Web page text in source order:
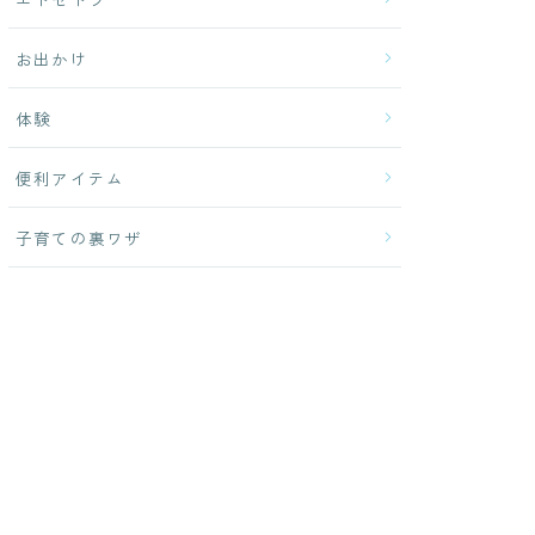
お出かけ
体験
便利アイテム
子育ての裏ワザ